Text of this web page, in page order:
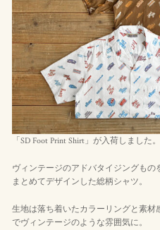
「SD Foot Print Shirt」が入荷しました。
ヴィンテージのアドバタイジングも
まとめてデザインした総柄シャツ。
生地は落ち着いたカラーリングと素材
でヴィンテージのような雰囲気に。